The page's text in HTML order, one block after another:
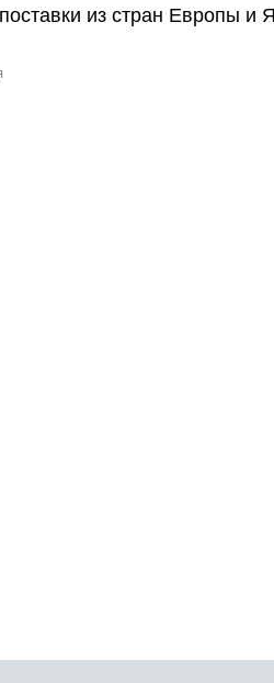
из стран Европы